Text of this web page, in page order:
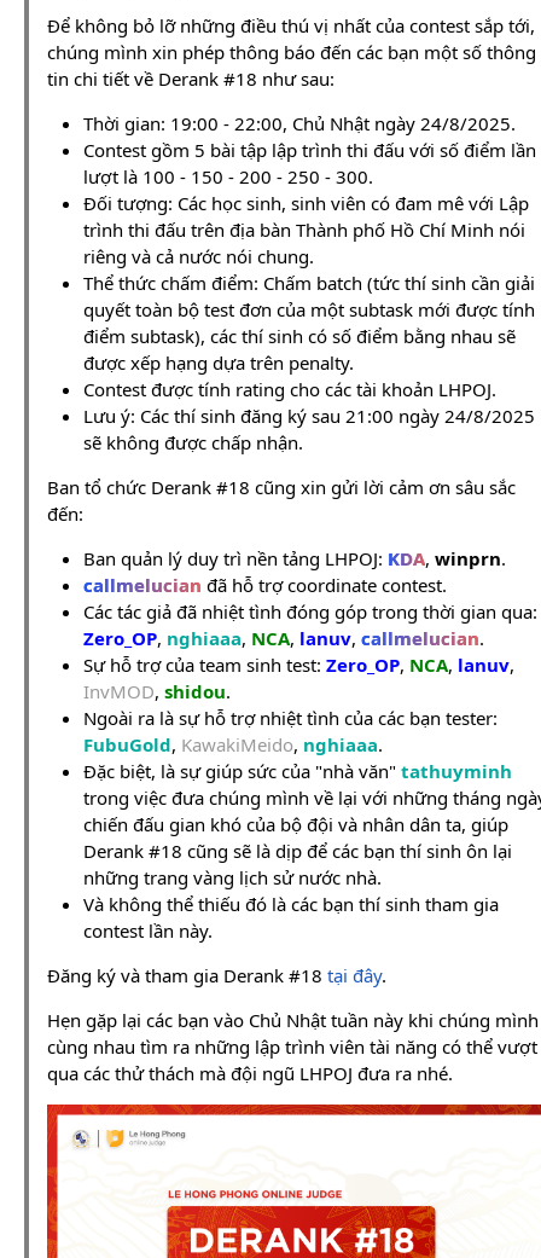
Để không bỏ lỡ những điều thú vị nhất của contest sắp tới,
chúng mình xin phép thông báo đến các bạn một số thông
tin chi tiết về Derank #18 như sau:
Thời gian: 19:00 - 22:00, Chủ Nhật ngày 24/8/2025.
Contest gồm 5 bài tập lập trình thi đấu với số điểm lần
lượt là 100 - 150 - 200 - 250 - 300.
Đối tượng: Các học sinh, sinh viên có đam mê với Lập
trình thi đấu trên địa bàn Thành phố Hồ Chí Minh nói
riêng và cả nước nói chung.
Thể thức chấm điểm: Chấm batch (tức thí sinh cần giải
quyết toàn bộ test đơn của một subtask mới được tính
điểm subtask), các thí sinh có số điểm bằng nhau sẽ
được xếp hạng dựa trên penalty.
Contest được tính rating cho các tài khoản LHPOJ.
Lưu ý: Các thí sinh đăng ký sau 21:00 ngày 24/8/2025
sẽ không được chấp nhận.
Ban tổ chức Derank #18 cũng xin gửi lời cảm ơn sâu sắc
đến:
Ban quản lý duy trì nền tảng LHPOJ: KDA, winprn.
callmelucian đã hỗ trợ coordinate contest.
Các tác giả đã nhiệt tình đóng góp trong thời gian qua:
Zero_OP, nghiaaa, NCA, lanuv, callmelucian.
Sự hỗ trợ của team sinh test: Zero_OP, NCA, lanuv,
InvMOD, shidou.
Ngoài ra là sự hỗ trợ nhiệt tình của các bạn tester:
FubuGold, KawakiMeido, nghiaaa.
Đặc biệt, là sự giúp sức của "nhà văn" tathuyminh
trong việc đưa chúng mình về lại với những tháng
chiến đấu gian khó của bộ đội và nhân dân ta, giúp
Derank #18 cũng sẽ là dịp để các bạn thí sinh ôn lại
những trang vàng lịch sử nước nhà.
Và không thể thiếu đó là các bạn thí sinh tham gia
contest lần này.
Đăng ký và tham gia Derank #18 tại đây.
Hẹn gặp lại các bạn vào Chủ Nhật tuần này khi chúng mình
cùng nhau tìm ra những lập trình viên tài năng có thể vượt
qua các thử thách mà đội ngũ LHPOJ đưa ra nhé.